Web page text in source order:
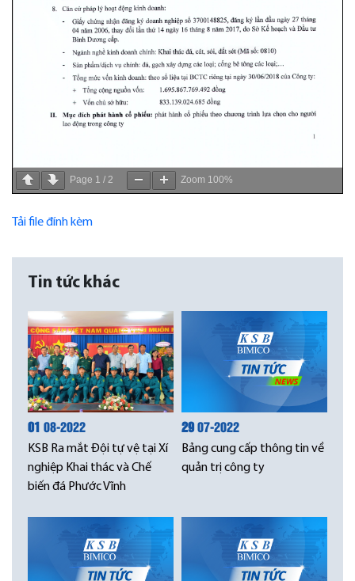
Page 1 / 2 Zoom 100%
Tải file đính kèm
Tin tức khác
01 08-2022
KSB Ra mắt Đội tự vệ tại Xí
nghiệp Khai thác và Chế
biến đá Phước Vĩnh
2907-2022
Bảng cung cấp thông tin về
quản trị công ty